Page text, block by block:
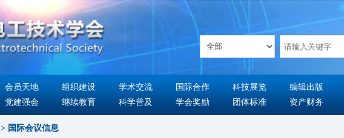
会员天地 组织建设 学术交流 国际合作 科技展览 编辑出版
党建强会 继续教育 科学普及 学会奖励 团体标准 资产财务
> 国际会议信息